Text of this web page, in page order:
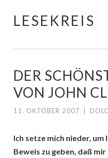
Springe
LESEKREIS
DER
VON JOHN
11. OKTOBER 2007
Ich setze mich nieder, um
Beweis zu geben, daß